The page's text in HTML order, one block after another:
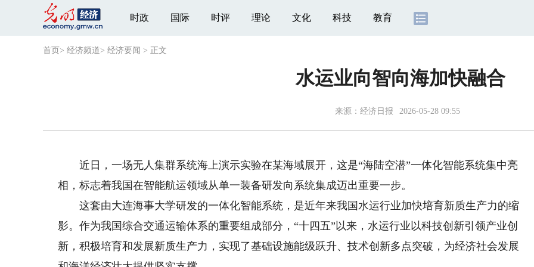
时政 国际 时评 理论 文化 科技 教育
首页 > 经济频道> 经济要闻 > 正文
水运业向智向海加快融合
来源： 经济日报 2026-05-28 09:55
近日，一场无人集群系统海上演示实验在某海域展开，这是“海陆空潜”一体化智能系统集中亮
相，标志着我国在智能航运领域从单一装备研发向系统集成迈出重要一步。
这套由大连海事大学研发的一体化智能系统，是近年来我国水运行业加快培育新质生产力的缩
影。作为我国综合交通运输体系的重要组成部分，“十四五”以来，水运行业以科技创新引领产业创
新，积极培育和发展新质生产力，实现了基础设施能级跃升、技术创新多点突破，为经济社会发展